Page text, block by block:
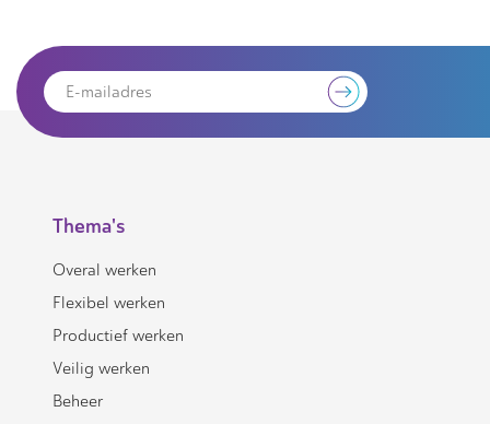
Thema's
Overal werken
Flexibel werken
Productief werken
Veilig werken
Beheer